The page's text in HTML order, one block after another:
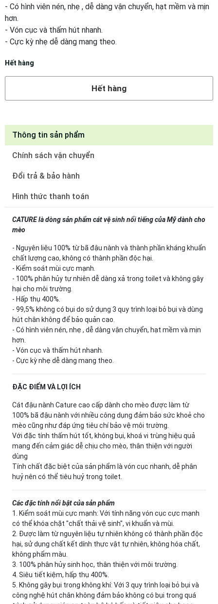
- Có hình viên nén, nhẹ , dễ dàng vận chuyển, hạt mềm và mịn
hơn.
- Vón cục và thấm hút nhanh.
- Cực kỳ nhẹ dễ dàng mang theo.
Hết hàng
Hết hàng
Thông tin sản phẩm
Chính sách vận chuyển
Đổi trả & bảo hành
Hình thức thanh toán
CATURE là dòng sản phẩm cát vệ sinh nổi tiếng của Mỹ dành cho
mèo
- Nguyên liệu 100% từ bã đậu nành và thành phần kháng khuẩn
chất lượng cao, không có thành phần độc hại.
- Kiểm soát mùi cực mạnh.
- 100% phân hủy tự nhiên dễ dàng xả trong toilet và không gây
hại cho môi trường.
- Hấp thụ 400%.
- 99,5% không có bụi do sử dụng 3 quy trình loại bỏ bụi và dùng
hút chân không để bảo quản cao.
- Có hình viên nén, nhẹ , dễ dàng vận chuyển, hạt mềm và mịn
hơn.
- Vón cục và thấm hút nhanh.
- Cực kỳ nhẹ dễ dàng mang theo.
ĐẶC ĐIỂM VÀ LỢI ÍCH
Cát đậu nành Cature cao cấp dành cho mèo được làm từ
100% bã đậu nành với nhiều công dụng đảm bảo sức khoẻ cho
mèo cũng như đáp ứng tiêu chí bảo vệ môi trường.
Với đặc tính thấm hút tốt, không bụi, khoá vi trùng hiệu quả
mang đến cảm giác dễ chịu cho mèo, thân thiện với người
dùng
Tính chất đặc biệt của sản phẩm là vón cục nhanh, dễ phân
huỷ nên có thể tiêu huỷ trong toilet.
Các đặc tính nổi bật của sản phẩm
1. Kiểm soát mùi cực mạnh: Với tính năng vón cục cực mạnh
có thể khóa chặt "chất thải vệ sinh", vi khuẩn và mùi.
2. Được làm từ nguyên liệu tự nhiên không có thành phần độc
hại, sử dụng chất kết dính thực vật tự nhiên, không hóa chất,
không phẩm màu.
3. 100% phân hủy sinh học, thân thiện với môi trường.
4. Siêu tiết kiệm, hấp thụ 400%.
5. Không gây bụi trong không khí: Với 3 quy trình loại bỏ bụi và
công nghệ hút chân không đảm bảo không có bụi trong quá